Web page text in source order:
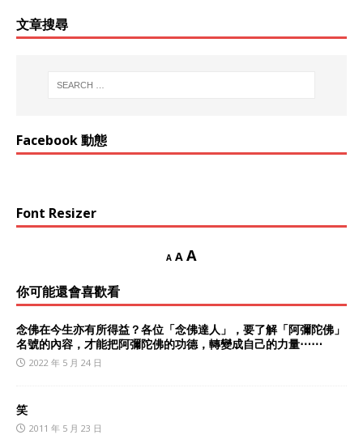
文章搜尋
Facebook 動態
Font Resizer
A A A
你可能還會喜歡看
念佛在今生亦有所得益？各位「念佛達人」，要了解「阿彌陀佛」
名號的內容，才能把阿彌陀佛的功德，轉變成自己的力量⋯⋯
2022 年 5 月 24 日
笑
2011 年 5 月 23 日